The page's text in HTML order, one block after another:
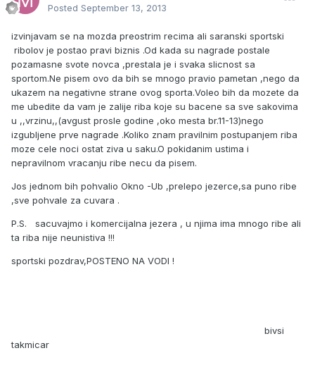
Posted September 13, 2013
izvinjavam se na mozda preostrim recima ali saranski sportski
ribolov je postao pravi biznis .Od kada su nagrade postale
pozamasne svote novca ,prestala je i svaka slicnost sa
sportom.Ne pisem ovo da bih se mnogo pravio pametan ,nego da
ukazem na negativne strane ovog sporta.Voleo bih da mozete da
me ubedite da vam je zalije riba koje su bacene sa sve sakovima
u ,,vrzinu,,(avgust prosle godine ,oko mesta br.11-13)nego
izgubljene prve nagrade .Koliko znam pravilnim postupanjem riba
moze cele noci ostat ziva u saku.O pokidanim ustima i
nepravilnom vracanju ribe necu da pisem.
Jos jednom bih pohvalio Okno -Ub ,prelepo jezerce,sa puno ribe
,sve pohvale za cuvara .
P.S. sacuvajmo i komercijalna jezera , u njima ima mnogo ribe ali
ta riba nije neunistiva !!!
sportski pozdrav,POSTENO NA VODI !
bivsi
takmicar